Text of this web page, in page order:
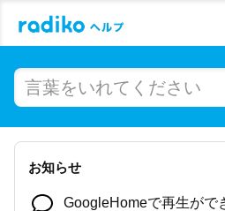
お知らせ
GoogleHomeで再生がで